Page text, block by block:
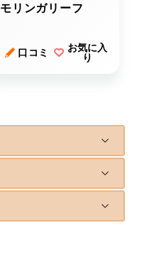
モリンガリーフ
口コミ
お気に入
り